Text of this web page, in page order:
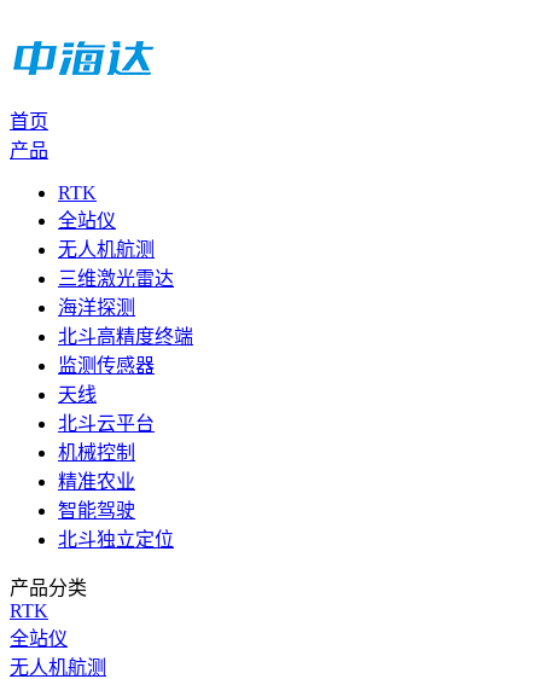
首页
产品
RTK
全站仪
无人机航测
三维激光雷达
海洋探测
北斗高精度终端
监测传感器
天线
北斗云平台
机械控制
精准农业
智能驾驶
北斗独立定位
产品分类
RTK
全站仪
无人机航测